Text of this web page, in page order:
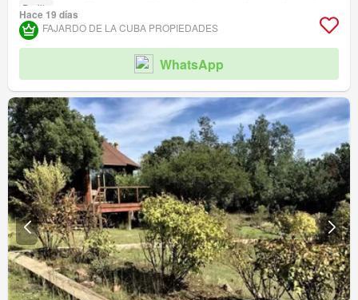
Parilla
Hace 19 días
FAJARDO DE LA CUBA PROPIEDADES
WhatsApp